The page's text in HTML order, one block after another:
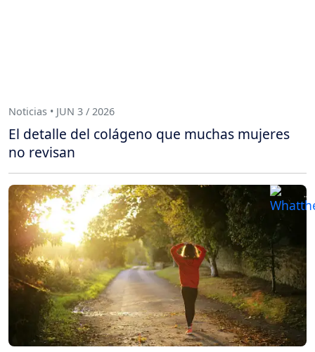
Noticias • JUN 3 / 2026
El detalle del colágeno que muchas mujeres
no revisan